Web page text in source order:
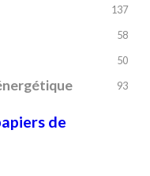
137
58
50
93
de